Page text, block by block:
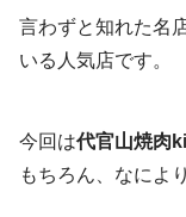
言わずと知れた名
いる人気店です。
今回は代官山焼肉
もちろん、なによ